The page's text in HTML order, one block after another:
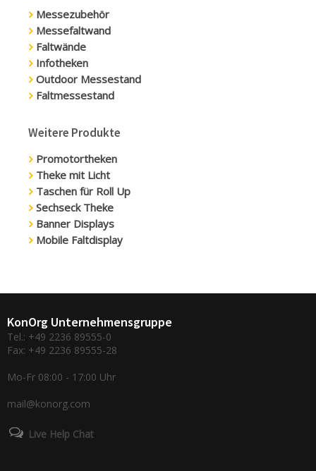
Messezubehör
Messefaltwand
Faltwände
Infotheken
Outdoor Messestand
Faltmessestand
Weitere Produkte
Promotortheken
Theke mit Licht
Taschen für Roll Up
Sechseck Theke
Banner Displays
Mobile Faltdisplay
KonOrg Unternehmensgruppe
Tel.: +49 2236 89555-0
Fax: +49 2236 89555-28
Mo-Fr 08:00 - 17:00 Uhr
mail@konorg.com
Live Help Chat